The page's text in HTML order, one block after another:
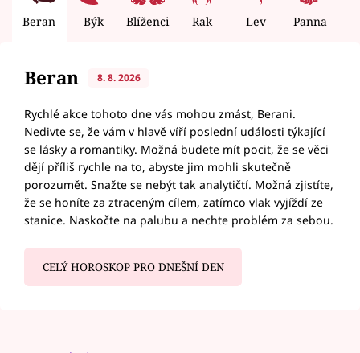
Beran Býk Blíženci Rak Lev Panna
Beran 8. 8. 2026
Rychlé akce tohoto dne vás mohou zmást, Berani.
Nedivte se, že vám v hlavě víří poslední události týkající
se lásky a romantiky. Možná budete mít pocit, že se věci
dějí příliš rychle na to, abyste jim mohli skutečně
porozumět. Snažte se nebýt tak analytičtí. Možná zjistíte,
že se honíte za ztraceným cílem, zatímco vlak vyjíždí ze
stanice. Naskočte na palubu a nechte problém za sebou.
CELÝ HOROSKOP PRO DNEŠNÍ DEN